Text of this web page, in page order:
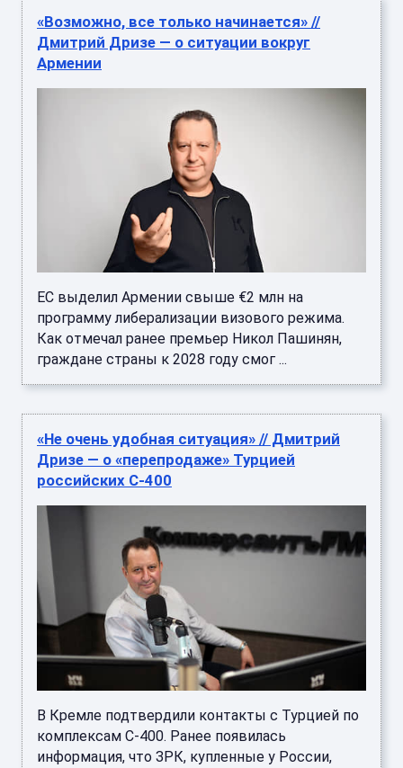
«Возможно, все только начинается» //
Дмитрий Дризе — о ситуации вокруг
Армении
ЕС выделил Армении свыше €2 млн на
программу либерализации визового режима.
Как отмечал ранее премьер Никол Пашинян,
граждане страны к 2028 году смог ...
«Не очень удобная ситуация» // Дмитрий
Дризе — о «перепродаже» Турцией
российских С-400
В Кремле подтвердили контакты с Турцией по
комплексам С-400. Ранее появилась
информация, что ЗРК, купленные у России,